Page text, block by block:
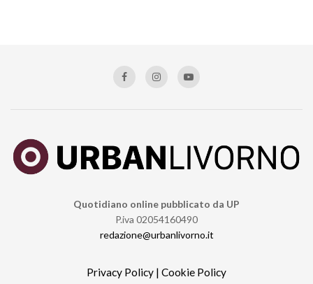
Quotidiano online pubblicato da UP
P.iva 02054160490
redazione@urbanlivorno.it
Privacy Policy | Cookie Policy